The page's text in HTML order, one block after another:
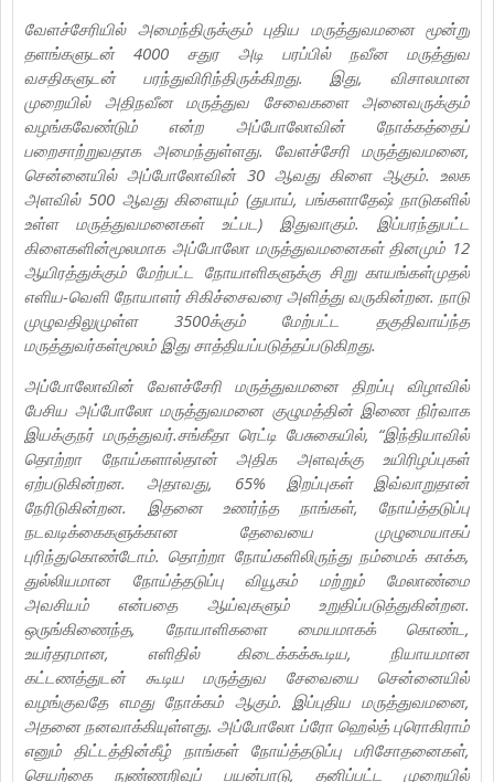
வேளச்சேரியில் அமைந்திருக்கும் புதிய மருத்துவமனை மூன்று
தளங்களுடன் 4000 சதுர அடி பரப்பில் நவீன மருத்துவ
வசதிகளுடன் பரந்துவிரிந்திருக்கிறது. இது, விசாலமான
முறையில் அதிநவீன மருத்துவ சேவைகளை அனைவருக்கும்
வழங்கவேண்டும் என்ற அப்போலோவின் நோக்கத்தைப்
பறைசாற்றுவதாக அமைந்துள்ளது. வேளச்சேரி மருத்துவமனை,
சென்னையில் அப்போலோவின் 30 ஆவது கிளை ஆகும். உலக
அளவில் 500 ஆவது கிளையும் (துபாய், பங்களாதேஷ் நாடுகளில்
உள்ள மருத்துவமனைகள் உட்பட) இதுவாகும். இப்பரந்துபட்ட
கிளைகளின்மூலமாக அப்போலோ மருத்துவமனைகள் தினமும் 12
ஆயிரத்துக்கும் மேற்பட்ட நோயாளிகளுக்கு சிறு காயங்கள்முதல்
எளிய-வெளி நோயாளர் சிகிச்சைவரை அளித்து வருகின்றன. நாடு
முழுவதிலுமுள்ள 3500க்கும் மேற்பட்ட தகுதிவாய்ந்த
மருத்துவர்கள்மூலம் இது சாத்தியப்படுத்தப்படுகிறது.
அப்போலோவின் வேளச்சேரி மருத்துவமனை திறப்பு விழாவில்
பேசிய அப்போலோ மருத்துவமனை குழுமத்தின் இணை நிர்வாக
இயக்குநர் மருத்துவர்.சங்கீதா ரெட்டி பேசுகையில், “இந்தியாவில்
தொற்றா நோய்களால்தான் அதிக அளவுக்கு உயிரிழப்புகள்
ஏற்படுகின்றன. அதாவது, 65% இறப்புகள் இவ்வாறுதான்
நேரிடுகின்றன. இதனை உணர்ந்த நாங்கள், நோய்த்தடுப்பு
நடவடிக்கைகளுக்கான தேவையை முழுமையாகப்
புரிந்துகொண்டோம். தொற்றா நோய்களிலிருந்து நம்மைக் காக்க,
துல்லியமான நோய்த்தடுப்பு வியூகம் மற்றும் மேலாண்மை
அவசியம் என்பதை ஆய்வுகளும் உறுதிப்படுத்துகின்றன.
ஒருங்கிணைந்த, நோயாளிகளை மையமாகக் கொண்ட,
உயர்தரமான, எளிதில் கிடைக்கக்கூடிய, நியாயமான
கட்டணத்துடன் கூடிய மருத்துவ சேவையை சென்னையில்
வழங்குவதே எமது நோக்கம் ஆகும். இப்புதிய மருத்துவமனை,
அதனை நனவாக்கியுள்ளது. அப்போலோ ப்ரோ ஹெல்த் புரொகிராம்
எனும் திட்டத்தின்கீழ் நாங்கள் நோய்த்தடுப்பு பரிசோதனைகள்,
செயற்கை நுண்ணறிவுப் பயன்பாடு, தனிப்பட்ட முறையில்